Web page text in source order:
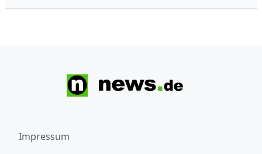
Impressum